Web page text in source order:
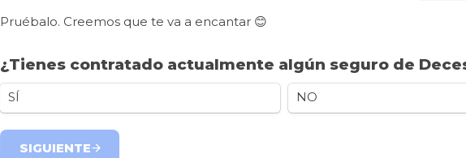
¿Tienes contratado actualmente algún seguro de
SÍ NO
SIGUIENTE